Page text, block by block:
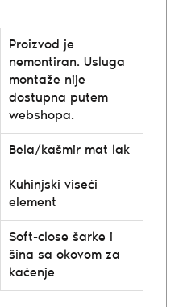
Proizvod je
nemontiran. Usluga
montaže nije
dostupna putem
webshopa.
Bela/kašmir mat lak
Kuhinjski viseći
element
Soft-close šarke i
šina sa okovom za
kačenje